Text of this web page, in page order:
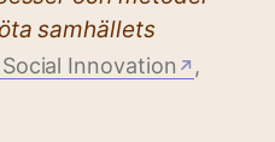
samhällets
Innovation ↗ ,